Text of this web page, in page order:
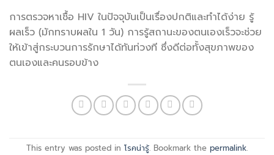
การตรวจหาเชื้อ HIV ในปัจจุบันเป็นเรื่องปกติและทำได้ง่าย รู้
ผลเร็ว (มักทราบผลใน 1 วัน) การรู้สถานะของตนเองเร็วจะช่วย
ให้เข้าสู่กระบวนการรักษาได้ทันท่วงที ซึ่งดีต่อทั้งสุขภาพของ
ตนเองและคนรอบข้าง
This entry was posted in โรคน่ารู้. Bookmark the permalink.